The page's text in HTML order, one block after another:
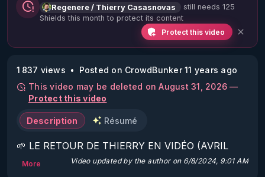
Regenere / Thierry Casasnovas
still needs 125
Shields this month to protect its content
Protect this video
1 837 views
Posted on CrowdBunker 11 years ago
This video may be deleted on August 31, 2026 —
Protect this video
Description Résumé
🌱 LE RETOUR DE THIERRY EN VIDÉO (AVRIL
2022)!
More Video updated by the author on 6/8/2024, 9:01 AM